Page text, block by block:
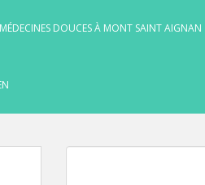
DOUCES À MONT SAINT AIGNAN